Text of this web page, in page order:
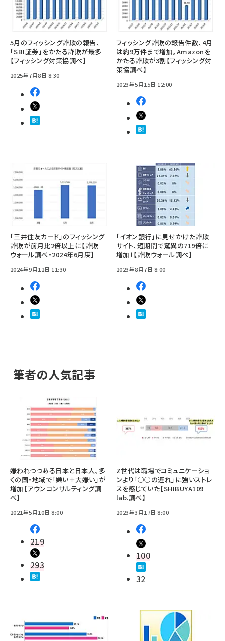
5月のフィッシング詐欺の報告、
「SBI証券」をかたる詐欺が最多
【フィッシング対策協調べ】
2025年7月8日 8:30
フィッシング詐欺の報告件数、4月
は約9万件まで増加。Amazonを
かたる詐欺が3割【フィッシング対
策協調べ】
2023年5月15日 12:00
「三井住友カード」のフィッシング
詐欺が前月比2倍以上に【詐欺
ウォール調べ・2024年6月度】
2024年9月12日 11:30
「イオン銀行」に見せかけた詐欺
サイト、短期間で驚異の719倍に
増加！【詐欺ウォール調べ】
2023年8月7日 8:00
筆者の人気記事
嫌われつつある日本と日本人、多
くの国・地域で「嫌い＋大嫌い」が
増加【アウンコンサルティング調
べ】
2021年5月10日 8:00
219
293
Z世代は職場でコミュニケーショ
ンより「○○の遅れ」に強いストレ
スを感じていた【SHIBUYA109
lab.調べ】
2023年3月17日 8:00
100
32